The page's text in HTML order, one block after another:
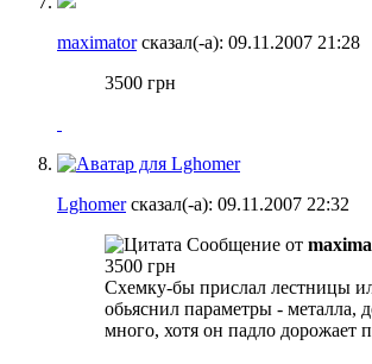
maximatorсказал(-а): 09.11.2007 21:28
3500 грн
Lghomerсказал(-а): 09.11.2007 22:32
Сообщение от
3500 грн
Схемку-бы прислал лестницы
обьяснил параметры - металла,
много, хотя он падло дорожает